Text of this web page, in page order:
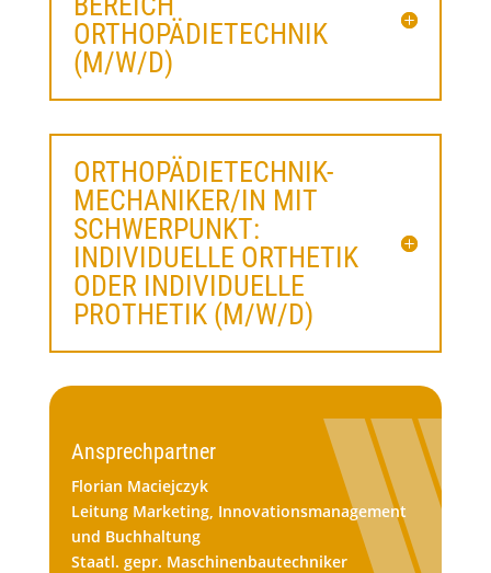
ORTHOPÄDIETECHNIK
(M/W/D)
ORTHOPÄDIETECHNIK-
MECHANIKER/IN MIT
SCHWERPUNKT:
INDIVIDUELLE ORTHETIK
ODER INDIVIDUELLE
PROTHETIK (M/W/D)
Ansprechpartner
Florian Maciejczyk
Leitung Marketing, Innovationsmanagement
und Buchhaltung
Staatl. gepr. Maschinenbautechniker